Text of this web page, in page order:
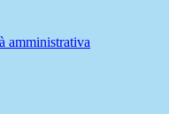
amministrativa